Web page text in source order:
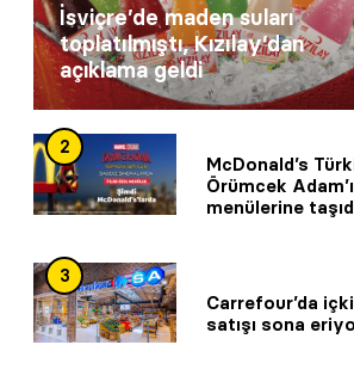
İsviçre’de maden suları
toplatılmıştı, Kızılay’dan
açıklama geldi
2
McDonald’s
Örümcek Adam’ı
menülerine
3
Carrefour’da içki
satışı sona